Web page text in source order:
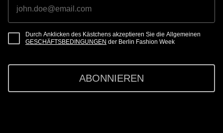
Durch Anklicken des Kästchens akzeptieren Sie die Allgemeinen
GESCHÄFTSBEDINGUNGEN der Berlin Fashion Week
ABONNIEREN